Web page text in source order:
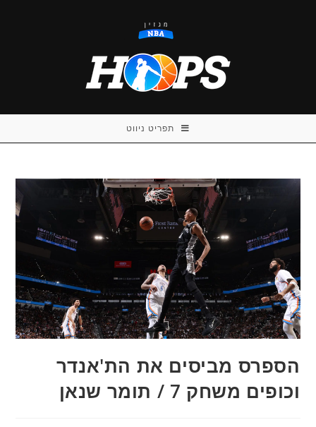
תפריט ניווט
הספרס מביסים את הת'אנדר
וכופים משחק 7 / תומר שנאן